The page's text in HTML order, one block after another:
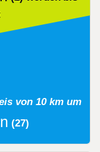
von 10 km um
(27)